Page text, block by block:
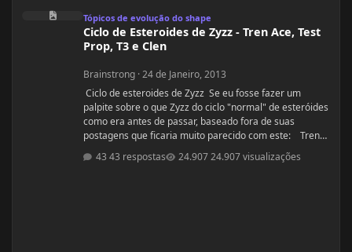
Ciclo de Esteroides de Zyzz - Tren Ace, Test Prop, T3 e Clen
Tópicos de evolução do shape
Ciclo de Esteroides de Zyzz - Tren Ace, Test
Prop, T3 e Clen
Brainstrong ·24 de Janeiro, 2013
Ciclo de esteroides de Zyzz Se eu fosse fazer um
palpite sobre o que Zyzz do ciclo "normal" de esteróides
como era antes de passar, baseado fora de suas
postagens que ficaria muito parecido com este: Tren
Ace - 150mg todos os dias por 12-14 semanas Teste
Prop - todos os dias 150mg por 14-16 semanas T3
43 respostas 24.907 visualizações